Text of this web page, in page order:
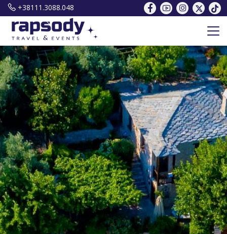
+38111.3088.048